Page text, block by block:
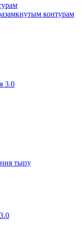
контурам
3.0
тыпу